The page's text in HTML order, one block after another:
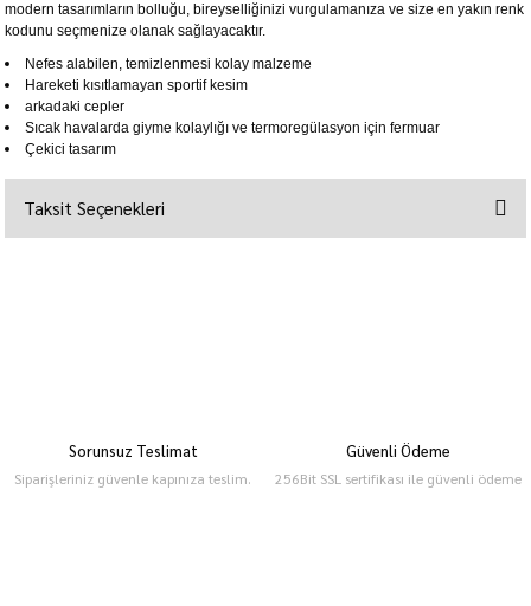
modern tasarımların bolluğu, bireyselliğinizi vurgulamanıza ve size en yakın renk
kodunu seçmenize olanak sağlayacaktır.
Nefes alabilen, temizlenmesi kolay malzeme
Hareketi kısıtlamayan sportif kesim
arkadaki cepler
Sıcak havalarda giyme kolaylığı ve termoregülasyon için fermuar
Çekici tasarım
Taksit Seçenekleri
Sorunsuz Teslimat
Siparişleriniz güvenle kapınıza teslim.
Güvenli Ödeme
256Bit SSL sertifikası ile güvenli ödeme